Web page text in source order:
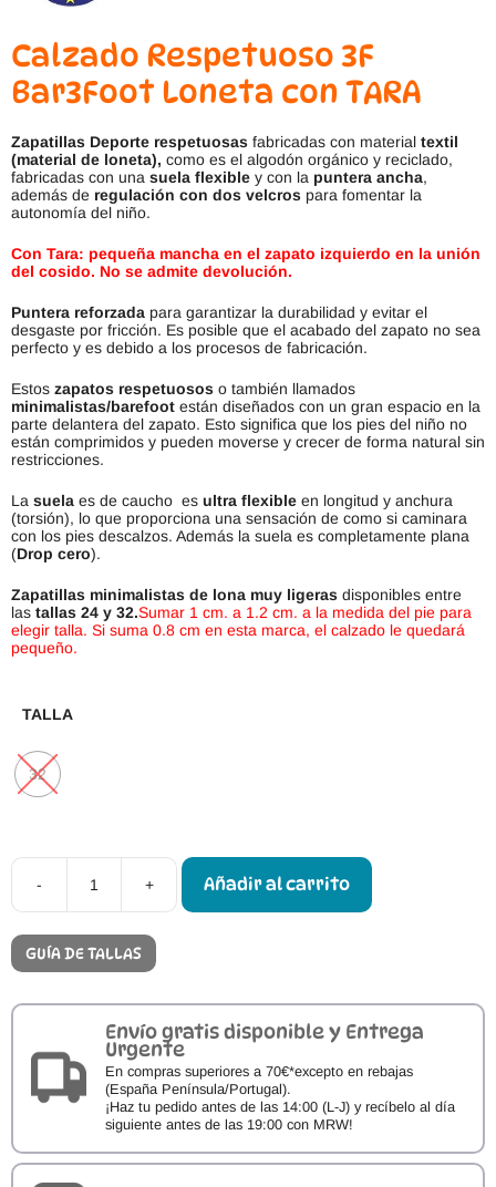
Calzado Respetuoso 3F
Bar3Foot Loneta con TARA
Zapatillas Deporte respetuosas fabricadas con material textil
(material de loneta), como es el algodón orgánico y reciclado,
fabricadas con una suela flexible y con la puntera ancha,
además de regulación con dos velcros para fomentar la
autonomía del niño.
Con Tara: pequeña mancha en el zapato izquierdo en la unión
del cosido. No se admite devolución.
Puntera reforzada para garantizar la durabilidad y evitar el
desgaste por fricción. Es posible que el acabado del zapato no sea
perfecto y es debido a los procesos de fabricación.
Estos zapatos respetuosos o también llamados
minimalistas/barefoot están diseñados con un gran espacio en la
parte delantera del zapato. Esto significa que los pies del niño no
están comprimidos y pueden moverse y crecer de forma natural sin
restricciones.
La suela es de caucho es ultra flexible en longitud y anchura
(torsión), lo que proporciona una sensación de como si caminara
con los pies descalzos. Además la suela es completamente plana
(Drop cero).
Zapatillas minimalistas de lona muy ligeras disponibles entre
las tallas 24 y 32.Sumar 1 cm. a 1.2 cm. a la medida del pie para
elegir talla. Si suma 0.8 cm en esta marca, el calzado le quedará
pequeño.
TALLA
32
-
Zapatillas
de
cantidad
+ Añadir al carrito
GUÍA DE TALLAS
Envío gratis disponible y Entrega
Urgente
En compras superiores a 70€*excepto en rebajas
(España Península/Portugal).
¡Haz tu pedido antes de las 14:00 (L-J) y recíbelo al día
siguiente antes de las 19:00 con MRW!